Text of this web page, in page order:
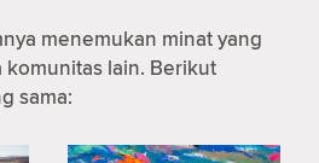
menemukan minat yang
lain. Berikut
sama: